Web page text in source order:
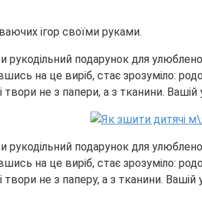
подарунок для
на це виріб, стає зрозуміло:
твори не з папери, а з тканини.
подарунок для
на це виріб, стає зрозуміло:
твори не з паперу, а з тканини.